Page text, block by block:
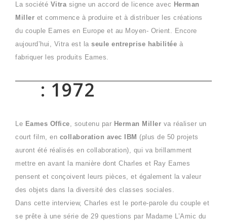
La société Vitrasigne un accord de licence avec Herman
Miller et commence à produire et à distribuer les créations
du couple Eames en Europe et au Moyen- Orient. Encore
aujourd’hui, Vitra est la seule entreprise habilitée à
fabriquer les produits Eames.
: 1972
Le Eames Office, soutenu par Herman Miller va réaliser un
court film, en collaboration avec IBM (plus de 50 projets
auront été réalisés en collaboration), qui va brillamment
mettre en avant la manière dont Charles et Ray Eames
pensent et conçoivent leurs pièces, et également la valeur
des objets dans la diversité des classes sociales.
Dans cette interview, Charles est le porte-parole du couple et
se prête à une série de 29 questions par Madame L’Amic du